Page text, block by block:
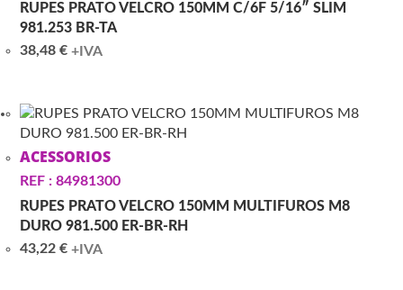
RUPES PRATO VELCRO 150MM C/6F 5/16″ SLIM
981.253 BR-TA
38,48€ +IVA
ACESSORIOS
REF : 84981300
RUPES PRATO VELCRO 150MM MULTIFUROS M8
DURO 981.500 ER-BR-RH
43,22€ +IVA